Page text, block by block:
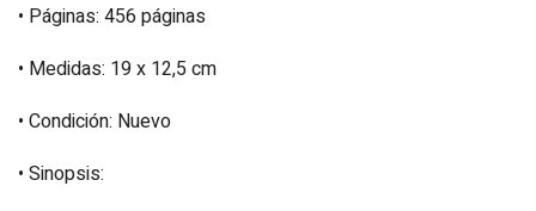
• Páginas: 456 páginas
• Medidas: 19 x 12,5 cm
• Condición: Nuevo
• Sinopsis: